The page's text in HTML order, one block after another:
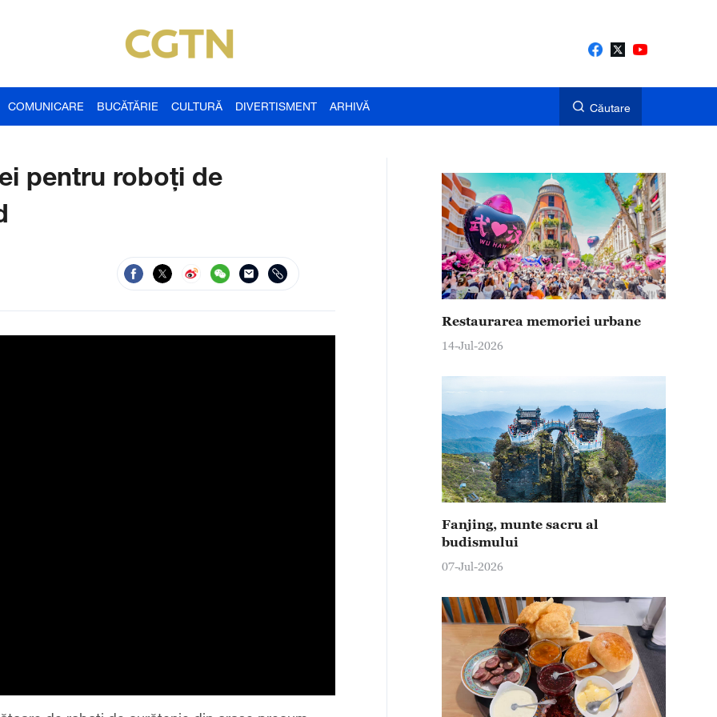
COMUNICARE BUCĂTĂRIE CULTURĂ DIVERTISMENT ARHIVĂ Căutare
pentru roboți de
Restaurarea memoriei urbane
14-Jul-2026
Fanjing, munte sacru al
budismului
07-Jul-2026